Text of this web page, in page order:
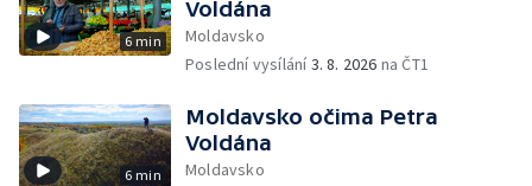
6 min
Voldána
Moldavsko
Poslední vysílání3. 8. 2026 na ČT1
6 min
Moldavsko očima Petra
Voldána
Moldavsko